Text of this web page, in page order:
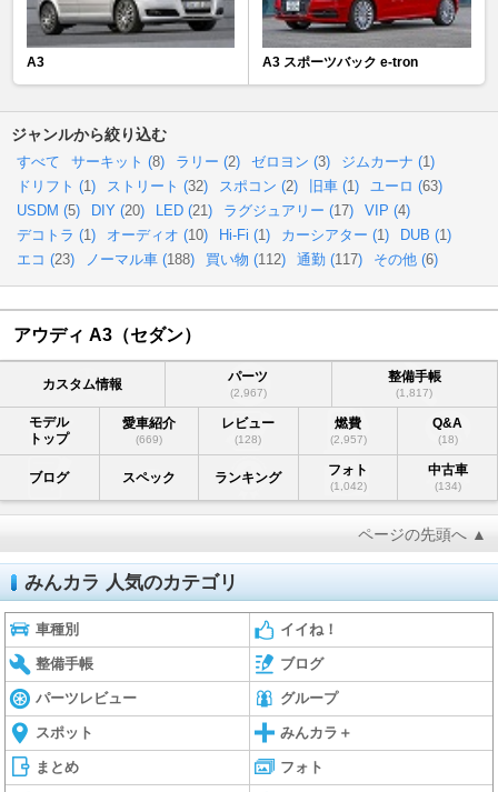
A3 A3 スポーツバック e-tron
ジャンルから絞り込む
すべて サーキット (8) ラリー (2) ゼロヨン (3) ジムカーナ (1)
ドリフト (1) ストリート (32) スポコン (2) 旧車 (1) ユーロ (63)
USDM (5) DIY (20) LED (21) ラグジュアリー (17) VIP (4)
デコトラ (1) オーディオ (10) Hi-Fi (1) カーシアター (1) DUB (1)
エコ (23) ノーマル車 (188) 買い物 (112) 通勤 (117) その他 (6)
アウディ A3（セダン）
カスタム情報 パーツ
(2,967)
整備手帳
(1,817)
モデル
トップ
愛車紹介
(669)
レビュー
(128)
燃費
(2,957)
Q&A
(18)
ブログ スペック ランキング フォト
(1,042)
中古車
(134)
ページの先頭へ ▲
みんカラ 人気のカテゴリ
車種別 イイね！
整備手帳 ブログ
パーツレビュー グループ
スポット みんカラ＋
まとめ フォト